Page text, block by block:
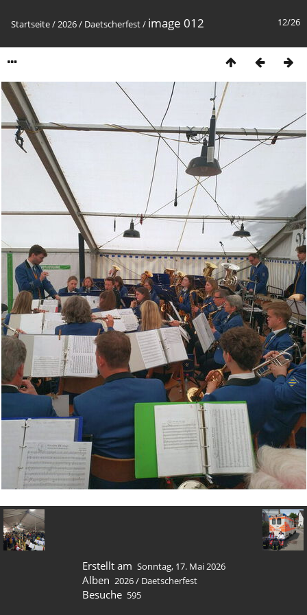
12/26
Startseite/2026/ Daetscherfest/ image 012
Erstellt am Sonntag, 17. Mai 2026
Alben 2026/ Daetscherfest
Besuche 595